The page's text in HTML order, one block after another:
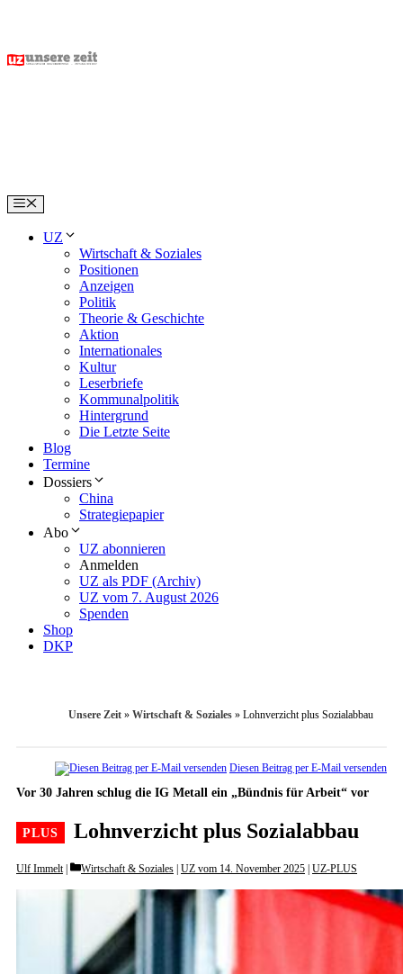
content
Menu
UZ
Wirtschaft & Soziales
Positionen
Anzeigen
Politik
Theorie & Geschichte
Aktion
Internationales
Kultur
Leserbriefe
Kommunalpolitik
Hintergrund
Die Letzte Seite
Blog
Termine
Dossiers
China
Strategiepapier
Abo
UZ abonnieren
Anmelden
UZ als PDF (Archiv)
UZ vom 7. August 2026
Spenden
Shop
DKP
Unsere Zeit » Wirtschaft & Soziales » Lohnverzicht plus Sozialabbau
Diesen Beitrag per E-Mail versenden
Vor 30 Jahren schlug die IG Metall ein „Bündnis für Arbeit“ vor
Lohnverzicht plus Sozialabbau
Ulf Immelt Categories
Wirtschaft & Soziales UZ vom 14. November 2025 UZ-PLUS